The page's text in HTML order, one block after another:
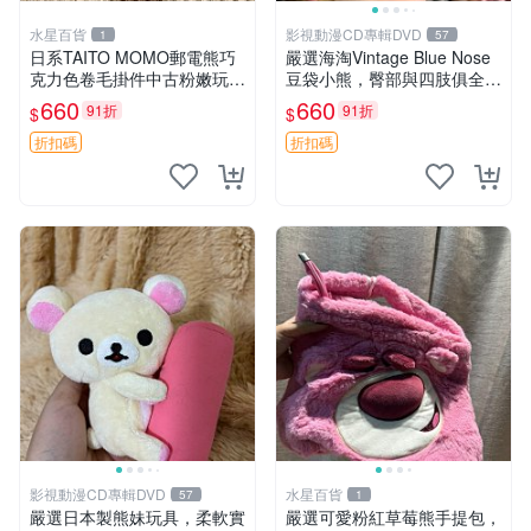
水星百貨 1
日系TAITO MOMO郵電熊巧
克力色卷毛掛件中古粉嫩玩偶
微瑕推薦 postpet momo 郵
電熊 中古玩偶
$660 91折
折扣碼
影視動漫CD專輯DVD 57
嚴選海淘Vintage Blue Nose
豆袋小熊，臀部與四肢俱全，
坐高11公分，附原盒與吊牌
收藏。藍鼻子小熊，值得擁有
玩具 憶熊
$660 91折
折扣碼
影視動漫CD專輯DVD 57
嚴選日本製熊妹玩具，柔軟實
水星百貨 1
嚴選可愛粉紅草莓熊手提包，